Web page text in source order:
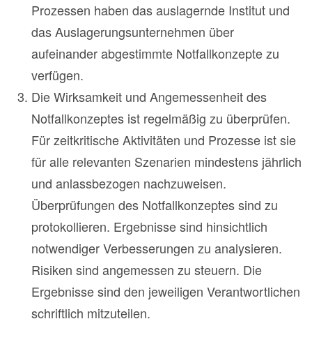
Prozessen haben das auslagernde Institut und
das Auslagerungsunternehmen über
aufeinander abgestimmte Notfallkonzepte zu
verfügen.
Die Wirksamkeit und Angemessenheit des
Notfallkonzeptes ist regelmäßig zu überprüfen.
Für zeitkritische Aktivitäten und Prozesse ist sie
für alle relevanten Szenarien mindestens jährlich
und anlassbezogen nachzuweisen.
Überprüfungen des Notfallkonzeptes sind zu
protokollieren. Ergebnisse sind hinsichtlich
notwendiger Verbesserungen zu analysieren.
Risiken sind angemessen zu steuern. Die
Ergebnisse sind den jeweiligen Verantwortlichen
schriftlich mitzuteilen.